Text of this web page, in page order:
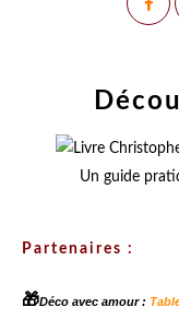
Un guide
Partenaires :
🎁Déco avec amour :